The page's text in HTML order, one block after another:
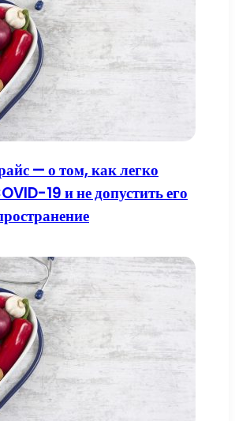
— о том, как легко
19 и не допустить его